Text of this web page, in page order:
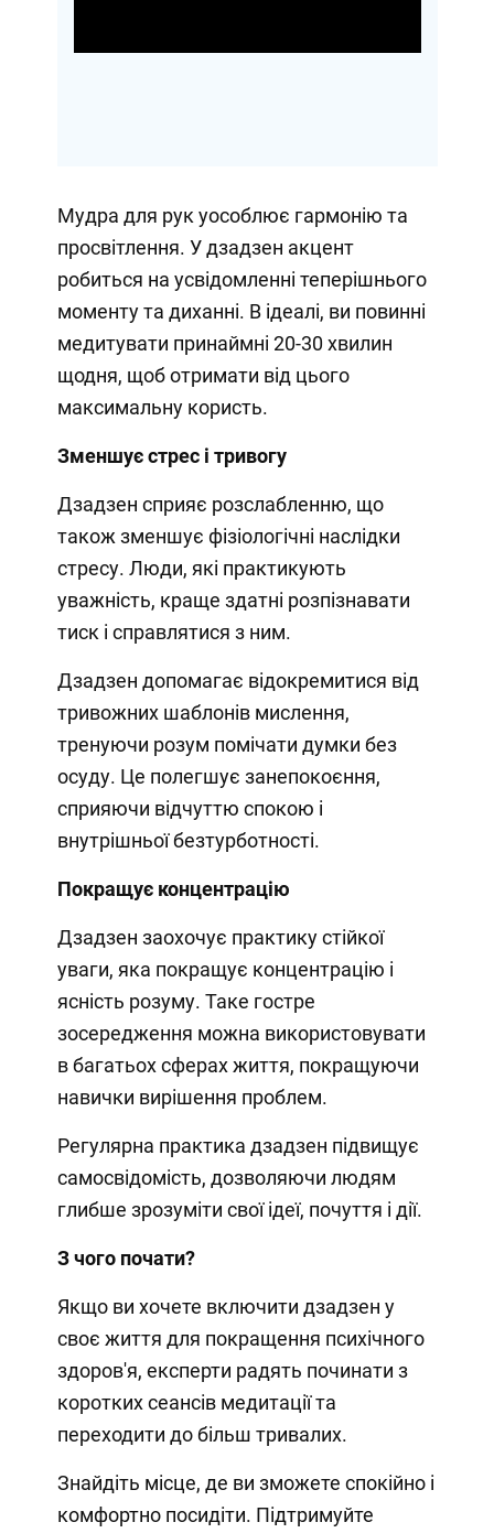
Мудра для рук уособлює гармонію та
просвітлення. У дзадзен акцент
робиться на усвідомленні теперішнього
моменту та диханні. В ідеалі, ви повинні
медитувати принаймні 20-30 хвилин
щодня, щоб отримати від цього
максимальну користь.
Зменшує стрес і тривогу
Дзадзен сприяє розслабленню, що
також зменшує фізіологічні наслідки
стресу. Люди, які практикують
уважність, краще здатні розпізнавати
тиск і справлятися з ним.
Дзадзен допомагає відокремитися від
тривожних шаблонів мислення,
тренуючи розум помічати думки без
осуду. Це полегшує занепокоєння,
сприяючи відчуттю спокою і
внутрішньої безтурботності.
Покращує концентрацію
Дзадзен заохочує практику стійкої
уваги, яка покращує концентрацію і
ясність розуму. Таке гостре
зосередження можна використовувати
в багатьох сферах життя, покращуючи
навички вирішення проблем.
Регулярна практика дзадзен підвищує
самосвідомість, дозволяючи людям
глибше зрозуміти свої ідеї, почуття і дії.
З чого почати?
Якщо ви хочете включити дзадзен у
своє життя для покращення психічного
здоров'я, експерти радять починати з
коротких сеансів медитації та
переходити до більш тривалих.
Знайдіть місце, де ви зможете спокійно і
комфортно посидіти. Підтримуйте